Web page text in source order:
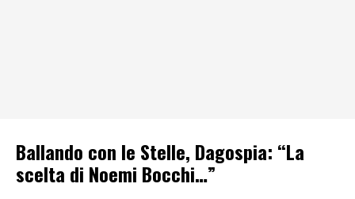
Ballando con le Stelle, Dagospia: “La
scelta di Noemi Bocchi…”